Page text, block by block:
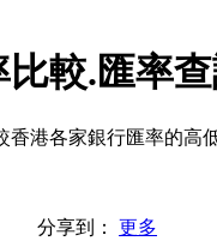
較.匯率
香港各家銀行匯率的高
分享到： 更多